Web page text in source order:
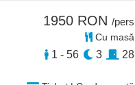
1950 RON /pers
Cu masă
1 - 56 3 28